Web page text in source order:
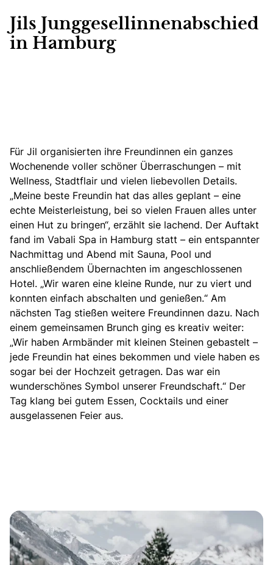
Jils Junggesellinnenabschied
in Hamburg
Für Jil organisierten ihre Freundinnen ein ganzes
Wochenende voller schöner Überraschungen – mit
Wellness, Stadtflair und vielen liebevollen Details.
„Meine beste Freundin hat das alles geplant – eine
echte Meisterleistung, bei so vielen Frauen alles unter
einen Hut zu bringen“, erzählt sie lachend. Der Auftakt
fand im Vabali Spa in Hamburg statt – ein entspannter
Nachmittag und Abend mit Sauna, Pool und
anschließendem Übernachten im angeschlossenen
Hotel. „Wir waren eine kleine Runde, nur zu viert und
konnten einfach abschalten und genießen.“ Am
nächsten Tag stießen weitere Freundinnen dazu. Nach
einem gemeinsamen Brunch ging es kreativ weiter:
„Wir haben Armbänder mit kleinen Steinen gebastelt –
jede Freundin hat eines bekommen und viele haben es
sogar bei der Hochzeit getragen. Das war ein
wunderschönes Symbol unserer Freundschaft.“ Der
Tag klang bei gutem Essen, Cocktails und einer
ausgelassenen Feier aus.